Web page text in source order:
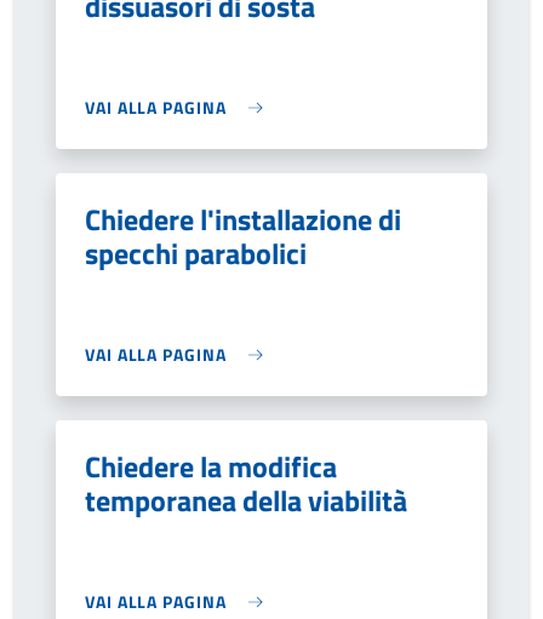
VAI ALLA PAGINA
Chiedere l'installazione di
specchi parabolici
VAI ALLA PAGINA
Chiedere la modifica
temporanea della viabilità
VAI ALLA PAGINA